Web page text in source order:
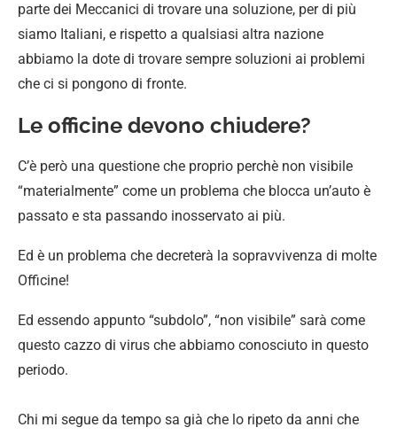
parte dei Meccanici di trovare una soluzione, per di più
siamo Italiani, e rispetto a qualsiasi altra nazione
abbiamo la dote di trovare sempre soluzioni ai problemi
che ci si pongono di fronte.
Le officine devono chiudere?
C’è però una questione che proprio perchè non visibile
“materialmente” come un problema che blocca un’auto è
passato e sta passando inosservato ai più.
Ed è un problema che decreterà la sopravvivenza di molte
Officine!
Ed essendo appunto “subdolo”, “non visibile” sarà come
questo cazzo di virus che abbiamo conosciuto in questo
periodo.
Chi mi segue da tempo sa già che lo ripeto da anni che